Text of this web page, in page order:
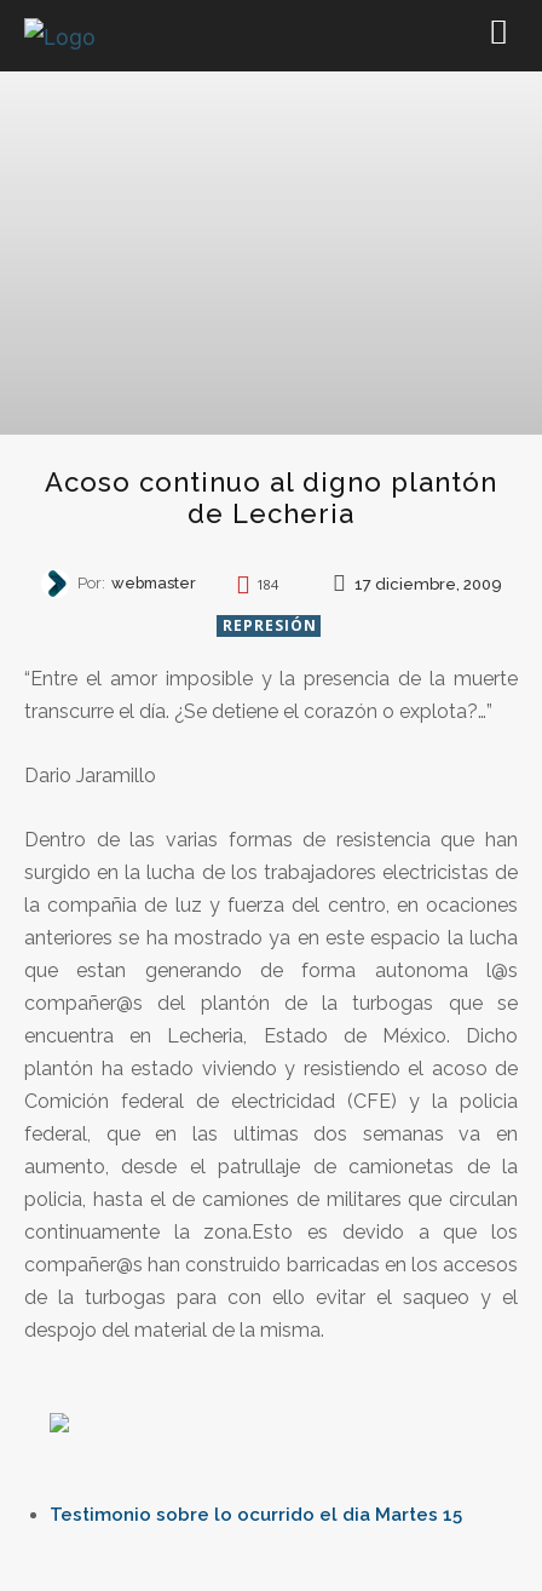
Acoso continuo al digno plantón
de Lecheria
Por: webmaster 184 17 diciembre, 2009
REPRESIÓN
“Entre el amor imposible y la presencia de la muerte
transcurre el día. ¿Se detiene el corazón o explota?…”
Dario Jaramillo
Dentro de las varias formas de resistencia que han
surgido en la lucha de los trabajadores electricistas de
la compañia de luz y fuerza del centro, en ocaciones
anteriores se ha mostrado ya en este espacio la lucha
que estan generando de forma autonoma l@s
compañer@s del plantón de la turbogas que se
encuentra en Lecheria, Estado de México. Dicho
plantón ha estado viviendo y resistiendo el acoso de
Comición federal de electricidad (CFE) y la policia
federal, que en las ultimas dos semanas va en
aumento, desde el patrullaje de camionetas de la
policia, hasta el de camiones de militares que circulan
continuamente la zona.Esto es devido a que los
compañer@s han construido barricadas en los accesos
de la turbogas para con ello evitar el saqueo y el
despojo del material de la misma.
Testimonio sobre lo ocurrido el dia Martes 15